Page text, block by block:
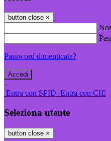
button close ×
Password dimenticata?
-
Entra con SPID Entra con CIE
Seleziona utente
button close ×